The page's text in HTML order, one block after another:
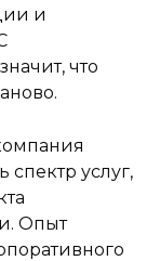
и
что
спектр услуг,
Опыт